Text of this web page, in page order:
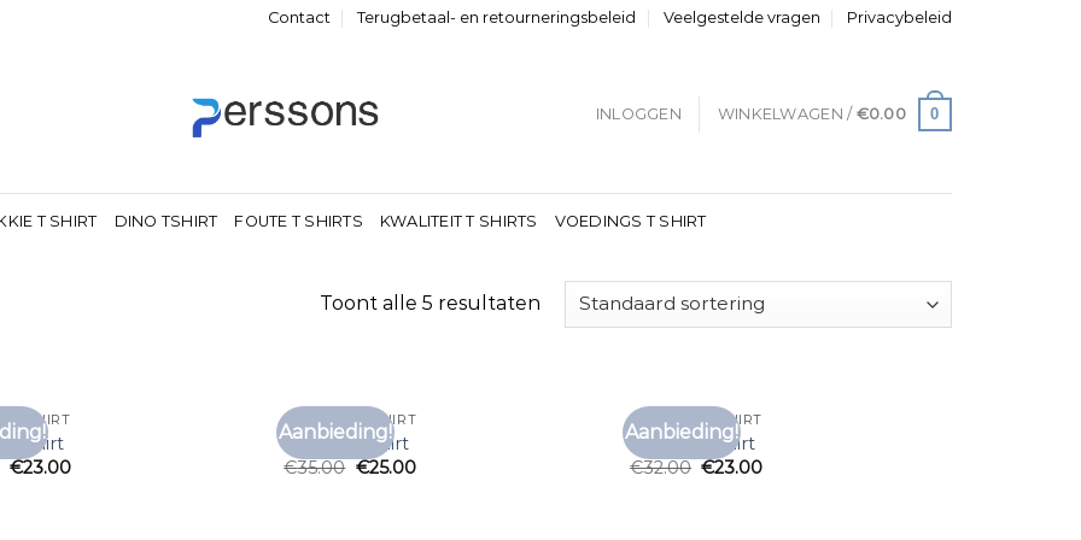
Contact Terugbetaal- en retourneringsbeleid Veelgestelde vragen Privacybeleid
INLOGGEN WINKELWAGEN / €0.00 0
T SHIRT DINO TSHIRT FOUTE T SHIRTS KWALITEIT T SHIRTS VOEDINGS T SHIRT
Toont alle 5 resultaten
T SHIRT
t shirt
€23.00
Aanbieding!
EQUALITE T SHIRT
equalite t shirt
€35.00 €25.00
Aanbieding!
EQUALITE T SHIRT
equalite t shirt
€32.00 €23.00